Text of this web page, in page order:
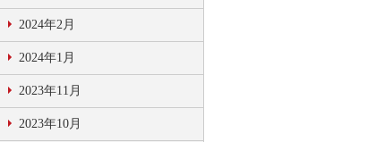
2024年2月
2024年1月
2023年11月
2023年10月